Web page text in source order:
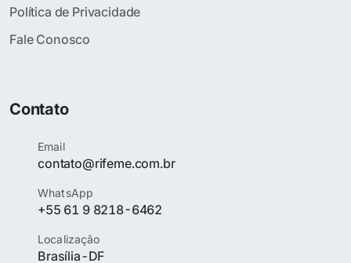
Política de Privacidade
Fale Conosco
Contato
Email
contato@rifeme.com.br
WhatsApp
+55 61 9 8218-6462
Localização
Brasília-DF